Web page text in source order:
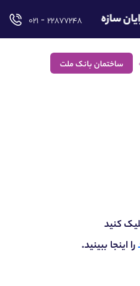
۲۲۸۷۷۲۴۸ - ۰۲۱
ساختمان بانک ملت
کنید
را اینجا ببینید.